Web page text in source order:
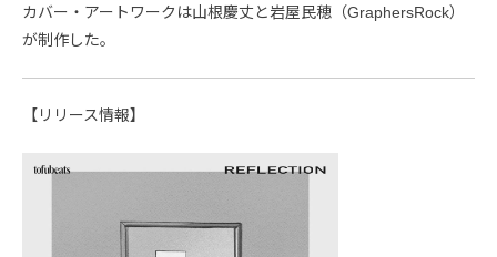
カバー・アートワークは山根慶丈と岩屋民穂（GraphersRock）
が制作した。
【リリース情報】